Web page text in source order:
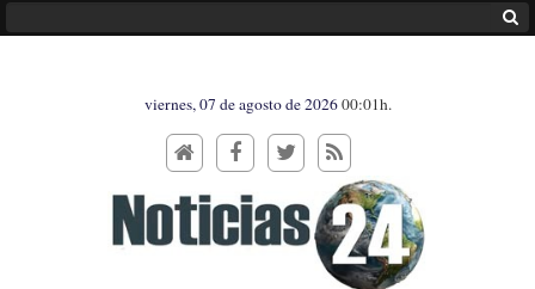
viernes, 07 de agosto de 202600:01h.